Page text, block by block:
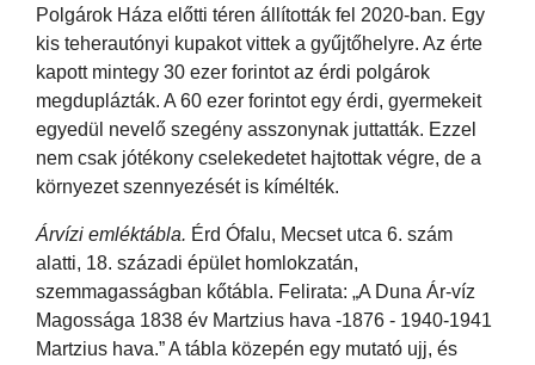
Polgárok Háza előtti téren állították fel 2020-ban. Egy
kis teherautónyi kupakot vittek a gyűjtőhelyre. Az érte
kapott mintegy 30 ezer forintot az érdi polgárok
megduplázták. A 60 ezer forintot egy érdi, gyermekeit
egyedül nevelő szegény asszonynak juttatták. Ezzel
nem csak jótékony cselekedetet hajtottak végre, de a
környezet szennyezését is kímélték.
Árvízi emléktábla. Érd Ófalu, Mecset utca 6. szám
alatti, 18. századi épület homlokzatán,
szemmagasságban kőtábla. Felirata: „A Duna Ár-víz
Magossága 1838 év Martzius hava -1876 - 1940-1941
Martzius hava.” A tábla közepén egy mutató ujj, és